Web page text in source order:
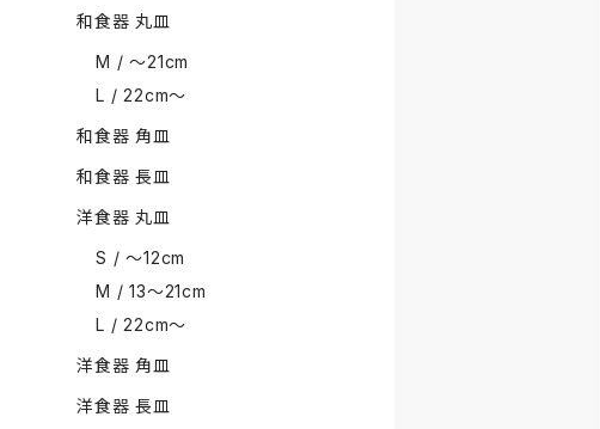
和食器 丸皿
M / 〜21cm
L / 22cm〜
和食器 角皿
和食器 長皿
洋食器 丸皿
S / 〜12cm
M / 13〜21cm
L / 22cm〜
洋食器 角皿
洋食器 長皿